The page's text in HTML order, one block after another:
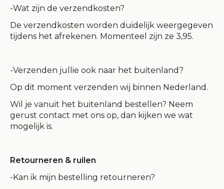
-Wat zijn de verzendkosten?
De verzendkosten worden duidelijk weergegeven
tijdens het afrekenen. Momenteel zijn ze 3,95.
-Verzenden jullie ook naar het buitenland?
Op dit moment verzenden wij binnen Nederland.
Wil je vanuit het buitenland bestellen? Neem
gerust contact met ons op, dan kijken we wat
mogelijk is.
Retourneren & ruilen
-Kan ik mijn bestelling retourneren?